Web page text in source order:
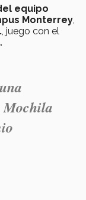
equipo
Monterrey,
, juego con el
.
Mochila